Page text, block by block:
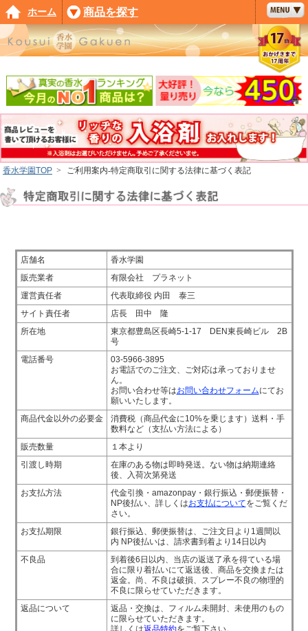
香水学園TOP > ご利用案内-特定商取引に関する法律に基づく表記
店舗名
香水学園
販売業者
有限会社 プラネット
運営責任者
代表取締役 内田 泰三
サイト責任者
店長 田中 隆
所在地
東京都豊島区長崎5-1-17 DEN東長崎ビル 2B
号
電話番号
03-5966-3895
お電話でのご注文、ご対応は承っておりませ
ん。
お問い合わせ等はお問い合わせフォームにてお
願いいたします。
商品代金以外の必要金
消費税（商品代金に10%を乗じます）送料・手
数料など（支払い方法による）
販売数量
１本より
引渡し時期
在庫のある物は即時発送。ない物は納期連絡
後、入荷次第発送
お支払方法
代金引換・amazonpay・銀行振込・郵便振替・
NP後払い、詳しくはお支払についてをご覧くだ
さい。
お支払期限
銀行振込、郵便振替は、ご注文日より1週間以
内 NP後払いは、請求書到着より14日以内
不良品
到着後6日以内、当店の返送了承を得ている場
合に限り着払いにて返送後、商品を交換または
返金。尚、不良は破損、スプレー不良の物理的
不良に限らせていただきます。
返品について
返品・交換は、フィルム未開封、未使用のもの
に限らせていただきます。
ホーム 商品を探す